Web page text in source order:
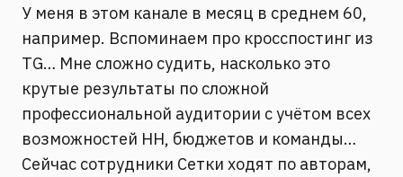
У меня в этом канале в месяц в среднем 60,
например. Вспоминаем про кросспостинг из
TG… Мне сложно судить, насколько это
крутые результаты по сложной
профессиональной аудитории с учётом всех
возможностей НН, бюджетов и команды…
Сейчас сотрудники Сетки ходят по авторам,